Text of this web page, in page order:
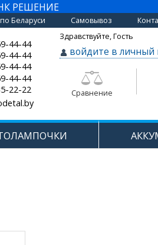
РЕШЕНИЕ
Беларуси Самовывоз
44-44
44-44
44-44
44-44
22-22
Здравствуйте, Гость
войдите в личный
Сравнение